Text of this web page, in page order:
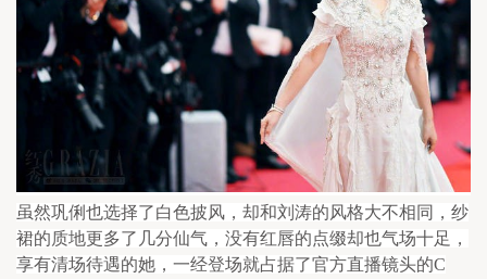
虽然巩俐也选择了白色披风，却和刘涛的风格大不相同，纱
裙的质地更多了几分仙气，没有红唇的点缀却也气场十足，
享有清场待遇的她，一经登场就占据了官方直播镜头的C